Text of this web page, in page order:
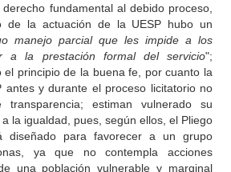
fundamental al debido proceso,
de la actuación de la UESP hubo un
manejo parcial que les impide a los
a la prestación formal del servicio";
el principio de la buena fe, por cuanto la
antes y durante el proceso licitatorio no
estiman vulnerado su
la igualdad, pues, según ellos, el Pliego
diseñado para favorecer a un grupo
ya que no contempla acciones
una población vulnerable y marginal